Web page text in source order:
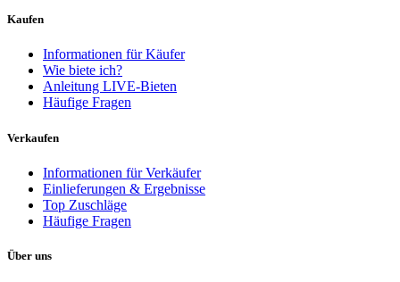
Kaufen
Informationen für Käufer
Wie biete ich?
Anleitung LIVE-Bieten
Häufige Fragen
Verkaufen
Informationen für Verkäufer
Einlieferungen & Ergebnisse
Top Zuschläge
Häufige Fragen
Über uns